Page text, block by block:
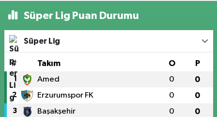
Süper Lig Puan Durumu
Süper Lig
# Takım O P
1 Amed 0 0
2 Erzurumspor FK 0 0
3 Başakşehir 0 0